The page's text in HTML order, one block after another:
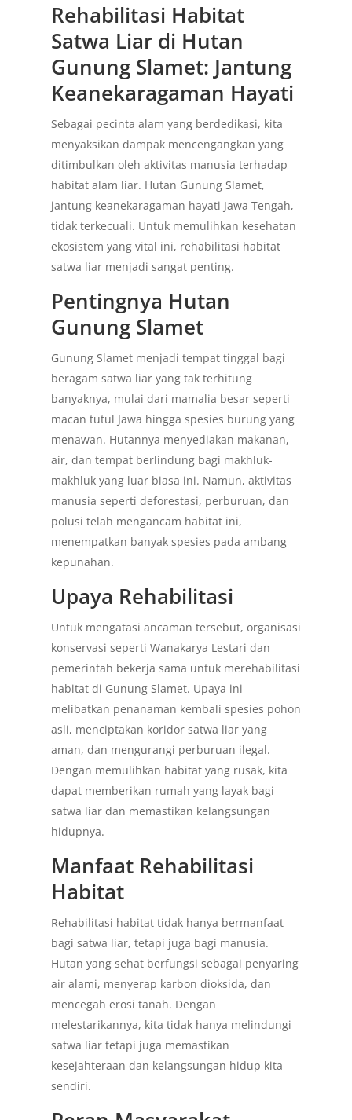
Rehabilitasi Habitat
Satwa Liar di Hutan
Gunung Slamet: Jantung
Keanekaragaman Hayati
Sebagai pecinta alam yang berdedikasi, kita
menyaksikan dampak mencengangkan yang
ditimbulkan oleh aktivitas manusia terhadap
habitat alam liar. Hutan Gunung Slamet,
jantung keanekaragaman hayati Jawa Tengah,
tidak terkecuali. Untuk memulihkan kesehatan
ekosistem yang vital ini, rehabilitasi habitat
satwa liar menjadi sangat penting.
Pentingnya Hutan
Gunung Slamet
Gunung Slamet menjadi tempat tinggal bagi
beragam satwa liar yang tak terhitung
banyaknya, mulai dari mamalia besar seperti
macan tutul Jawa hingga spesies burung yang
menawan. Hutannya menyediakan makanan,
air, dan tempat berlindung bagi makhluk-
makhluk yang luar biasa ini. Namun, aktivitas
manusia seperti deforestasi, perburuan, dan
polusi telah mengancam habitat ini,
menempatkan banyak spesies pada ambang
kepunahan.
Upaya Rehabilitasi
Untuk mengatasi ancaman tersebut, organisasi
konservasi seperti Wanakarya Lestari dan
pemerintah bekerja sama untuk merehabilitasi
habitat di Gunung Slamet. Upaya ini
melibatkan penanaman kembali spesies pohon
asli, menciptakan koridor satwa liar yang
aman, dan mengurangi perburuan ilegal.
Dengan memulihkan habitat yang rusak, kita
dapat memberikan rumah yang layak bagi
satwa liar dan memastikan kelangsungan
hidupnya.
Manfaat Rehabilitasi
Habitat
Rehabilitasi habitat tidak hanya bermanfaat
bagi satwa liar, tetapi juga bagi manusia.
Hutan yang sehat berfungsi sebagai penyaring
air alami, menyerap karbon dioksida, dan
mencegah erosi tanah. Dengan
melestarikannya, kita tidak hanya melindungi
satwa liar tetapi juga memastikan
kesejahteraan dan kelangsungan hidup kita
sendiri.